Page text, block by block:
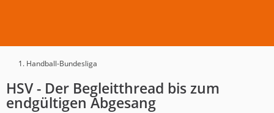
1. Handball-Bundesliga
HSV - Der Begleitthread bis zum
endgültigen Abgesang